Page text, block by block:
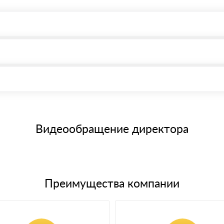
банковским картам
Видеообращение директора
Преимущества компании